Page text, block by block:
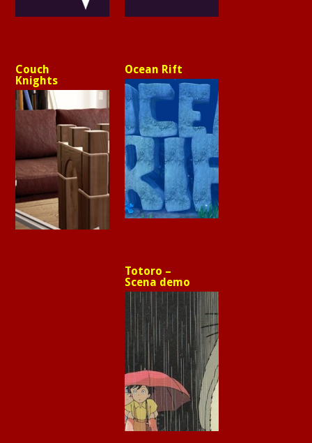
Couch
Knights
Ocean Rift
Totoro –
Scena demo